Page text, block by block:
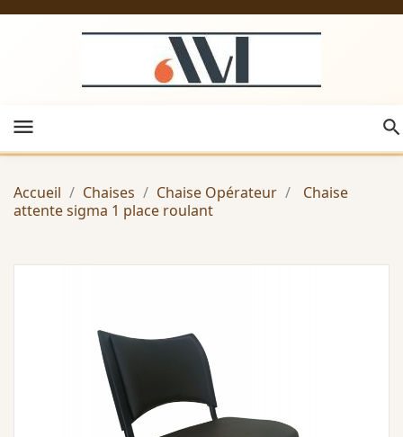
menu
Accueil Chaises Chaise Opérateur
Chaise
attente sigma 1 place roulant